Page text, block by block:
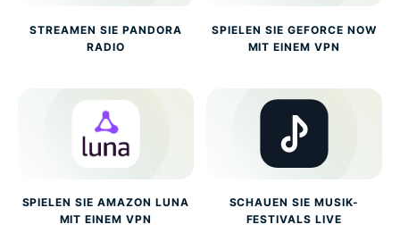
STREAMEN SIE PANDORA
RADIO
SPIELEN SIE GEFORCE NOW
MIT EINEM VPN
SPIELEN SIE AMAZON LUNA
MIT EINEM VPN
SCHAUEN SIE MUSIK-
FESTIVALS LIVE